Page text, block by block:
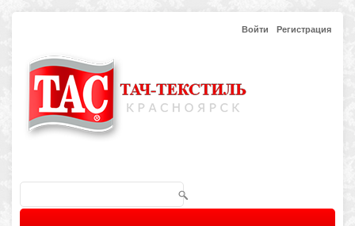
Войти Регистрация